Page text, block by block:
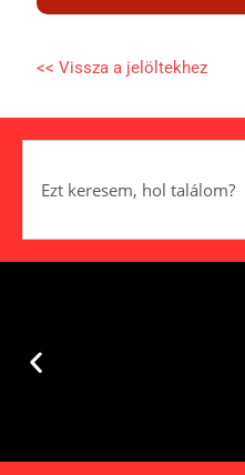
<< Vissza a jelöltekhez